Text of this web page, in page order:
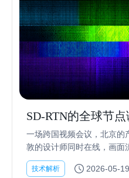
SD-RTN的全球节
毫秒级延迟
一场跨国视频会议，北京的
敦的设计师同时在线，画面
到延迟。这背后，是全球数
时计算着最优的数据传输路
技术解析 2026-05-19